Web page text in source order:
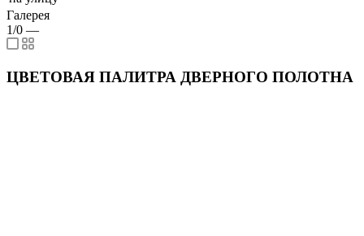
Галерея
1/0 —
ЦВЕТОВАЯ ПАЛИТРА ДВЕРНОГО ПОЛОТНА